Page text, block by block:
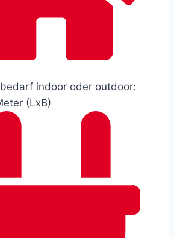
indoor oder outdoor:
(LxB)